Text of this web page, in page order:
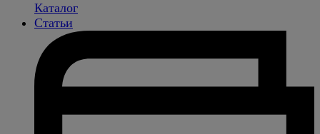
Каталог
Статьи